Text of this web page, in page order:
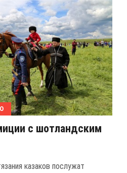
с шотландским
казаков послужат